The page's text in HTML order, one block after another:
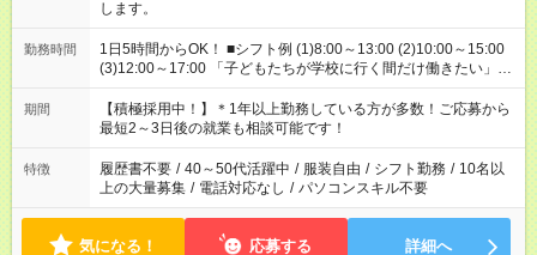
します。
勤務時間
1日5時間からOK！ ■シフト例 (1)8:00～13:00 (2)10:00～15:00
(3)12:00～17:00 「子どもたちが学校に行く間だけ働きたい」
「余裕を持って夕飯の準備がしたい」 「午前中は働いて、午後
はプライベートの時間にしたい」 など、ご希望を教えてくださ
いね。 ※Wワーク希望の方へ 今ご覧のお仕事で希望する勤務時
間と、もう1つのお仕事の勤務時間。 合計で週40時間を超える
場合は応募できません。
期間
【積極採用中！】＊1年以上勤務している方が多数！ご応募から
最短2～3日後の就業も相談可能です！
特徴 履歴書不要 / 40～50代活躍中 / 服装自由 / シフト勤務 / 10名以
上の大量募集 / 電話対応なし / パソコンスキル不要
気になる！ 応募する 詳細へ